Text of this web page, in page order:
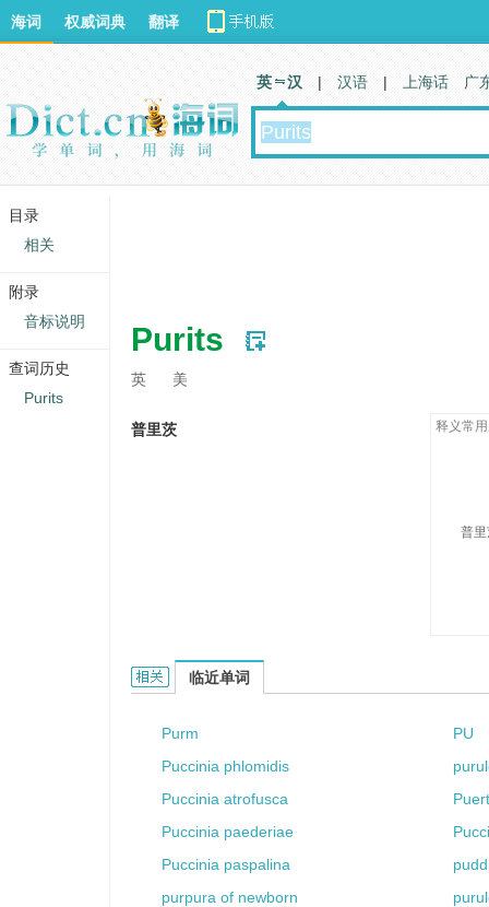
Purits
英 美
普里茨 释义常
普
Purits的相关资料：
临近单词
Purm
PU
Puccinia phlomidis
Puccinia atrofusca
Puccinia paederiae
Puccinia paspalina
purpura of newborn
海词 权威词典 翻译
英 汉 | 汉语 | 上海话 广
目录
相关
附录
音标说明
查词历史
Purits